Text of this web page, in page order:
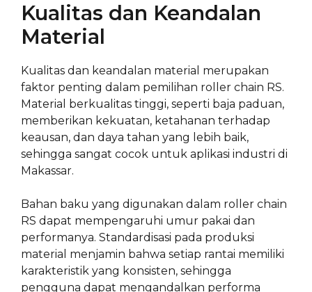
Kualitas dan Keandalan
Material
Kualitas dan keandalan material merupakan
faktor penting dalam pemilihan roller chain RS.
Material berkualitas tinggi, seperti baja paduan,
memberikan kekuatan, ketahanan terhadap
keausan, dan daya tahan yang lebih baik,
sehingga sangat cocok untuk aplikasi industri di
Makassar.
Bahan baku yang digunakan dalam roller chain
RS dapat mempengaruhi umur pakai dan
performanya. Standardisasi pada produksi
material menjamin bahwa setiap rantai memiliki
karakteristik yang konsisten, sehingga
pengguna dapat mengandalkan performa